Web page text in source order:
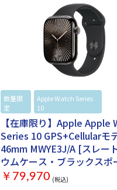
タイプ：デジタル 用途：ランニング サイク
ミング ヨガ サーフィン 筋トレ ピラティス
拍センサー 消費カロリー 睡眠 移動距離 歩
センサー：加速度センサー ジャイロセンサ
ンパス GPS 高度計 環境光センサー 音声操
タント：○ 音楽保存：○ 転倒検出：○ 着信
○ メール通知機能：○ Bluetooth通話対応
ー：○ Suica対応：○ ワイヤレス充電：○
802.11b/g/n Bluetooth：Bluetooth 5.3 サ
44mmx横：38mmx厚さ：10.7mm 重量：
ー：シルバー・ブルークラウド
数量限
定
Apple Watch Series
10
【在庫限り】Apple Apple
Series 10 GPS+Cellularモ
46mm MWYE3J/A [スレー
ウムケース・ブラックスポ
ンド M/L]
￥79,970 (税込)